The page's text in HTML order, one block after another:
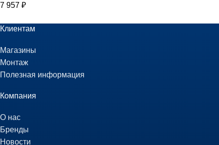
7 957 ₽
Клиентам
Магазины
Монтаж
Полезная информация
Компания
О нас
Бренды
Новости